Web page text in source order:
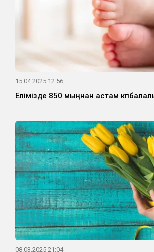
15.04.2025 12:56
Елімізде 850 мыңнан астам
08.03.2025 21:04